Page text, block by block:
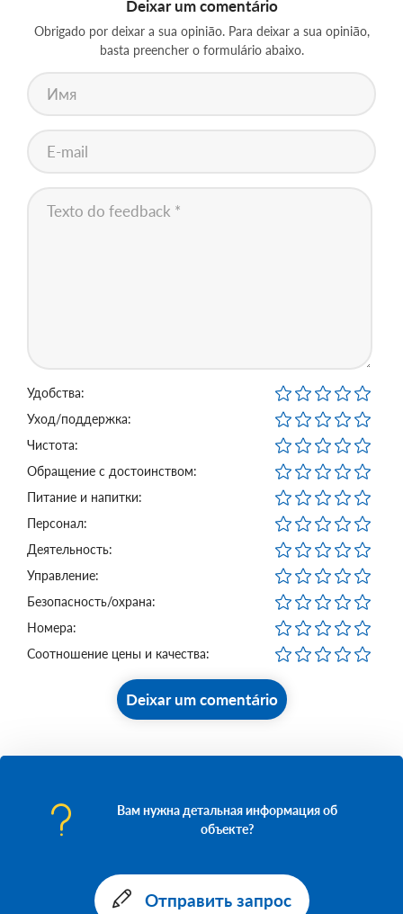
Deixar um comentário
Obrigado por deixar a sua opinião. Para deixar a sua opinião,
basta preencher o formulário abaixo.
Удобства:
Уход/поддержка:
Чистота:
Обращение с достоинством:
Питание и напитки:
Персонал:
Деятельность:
Управление:
Безопасность/охрана:
Номера:
Соотношение цены и качества:
Deixar um comentário
Вам нужна детальная информация об
объекте?
Отправить запрос